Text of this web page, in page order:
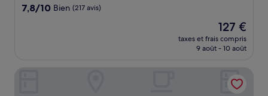
7.8
7,8/10 Bien (217 avis)
Le
nouveau
prix
de
127 €
127 €
taxes et frais compris
9 août - 10 août